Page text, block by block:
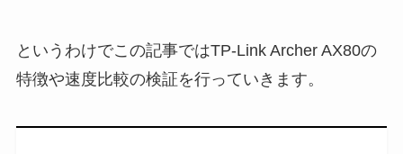
というわけでこの記事ではTP-Link Archer AX80の
特徴や速度比較の検証を行っていきます。